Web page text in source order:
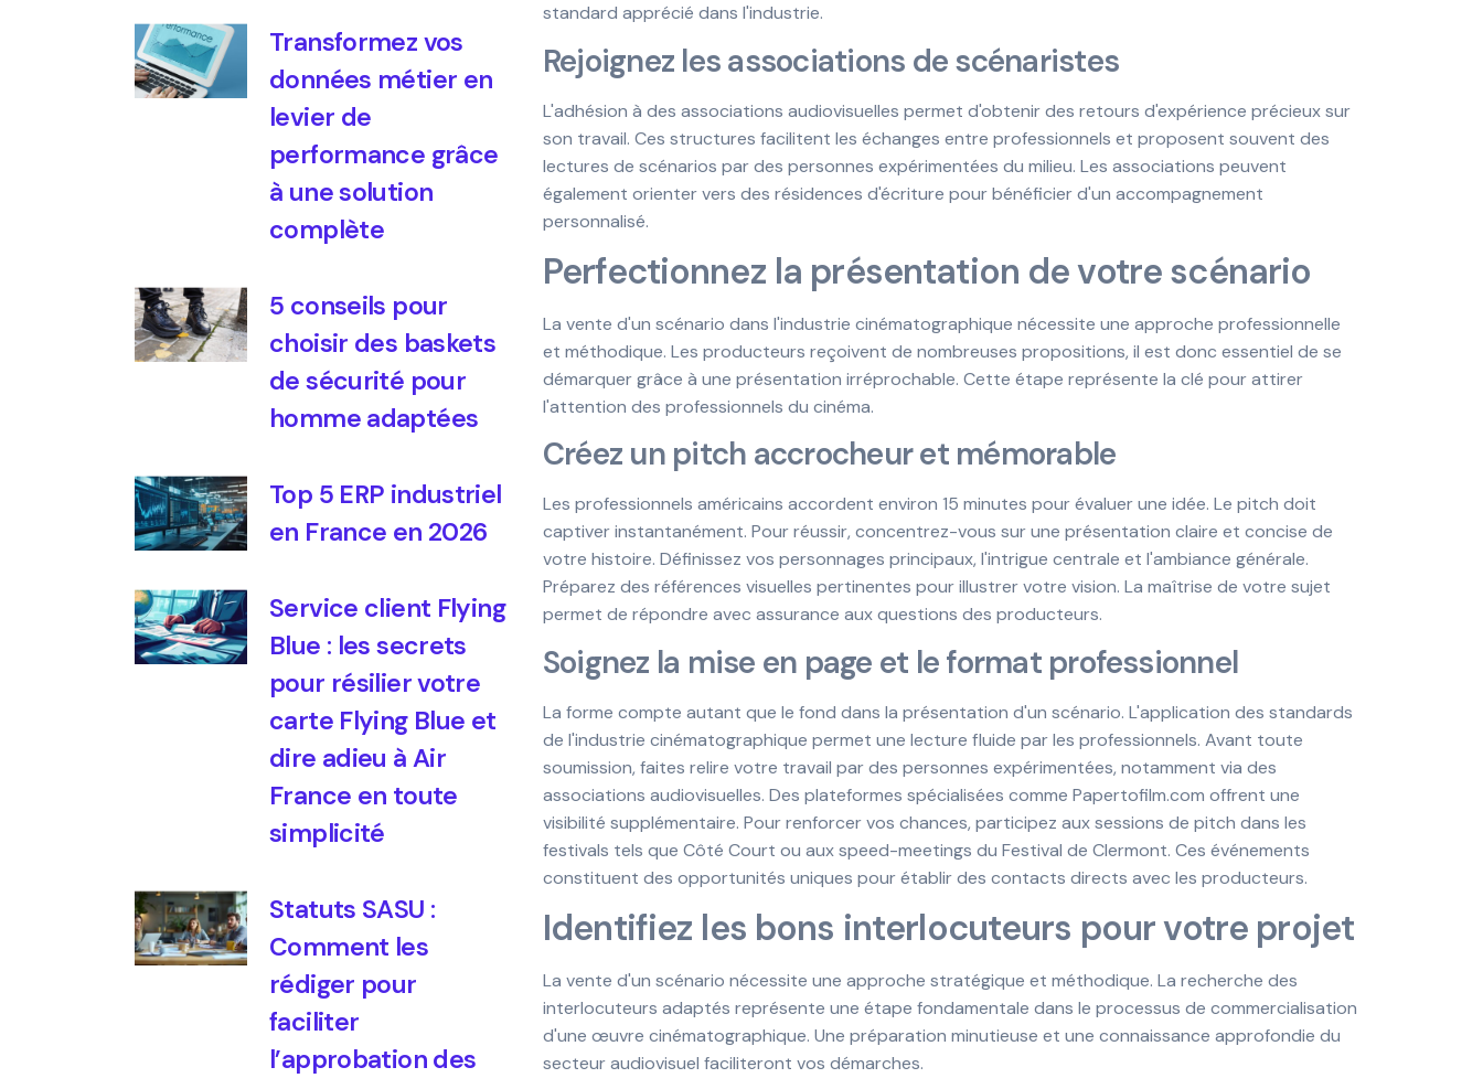
Transformez vos
données métier en
levier de
performance grâce
à une solution
complète
5 conseils pour
choisir des baskets
de sécurité pour
homme adaptées
Top 5 ERP industriel
en France en 2026
Service client Flying
Blue : les secrets
pour résilier votre
carte Flying Blue et
dire adieu à Air
France en toute
simplicité
Statuts SASU :
Comment les
rédiger pour
faciliter
l’approbation des
standard apprécié dans l'industrie.
Rejoignez les associations de scénaristes
L'adhésion à des associations audiovisuelles permet d'obtenir des retours d'expérience précieux sur
son travail. Ces structures facilitent les échanges entre professionnels et proposent souvent des
lectures de scénarios par des personnes expérimentées du milieu. Les associations peuvent
également orienter vers des résidences d'écriture pour bénéficier d'un accompagnement
personnalisé.
Perfectionnez la présentation de votre scénario
La vente d'un scénario dans l'industrie cinématographique nécessite une approche professionnelle
et méthodique. Les producteurs reçoivent de nombreuses propositions, il est donc essentiel de se
démarquer grâce à une présentation irréprochable. Cette étape représente la clé pour attirer
l'attention des professionnels du cinéma.
Créez un pitch accrocheur et mémorable
Les professionnels américains accordent environ 15 minutes pour évaluer une idée. Le pitch doit
captiver instantanément. Pour réussir, concentrez-vous sur une présentation claire et concise de
votre histoire. Définissez vos personnages principaux, l'intrigue centrale et l'ambiance générale.
Préparez des références visuelles pertinentes pour illustrer votre vision. La maîtrise de votre sujet
permet de répondre avec assurance aux questions des producteurs.
Soignez la mise en page et le format professionnel
La forme compte autant que le fond dans la présentation d'un scénario. L'application des standards
de l'industrie cinématographique permet une lecture fluide par les professionnels. Avant toute
soumission, faites relire votre travail par des personnes expérimentées, notamment via des
associations audiovisuelles. Des plateformes spécialisées comme Papertofilm.com offrent une
visibilité supplémentaire. Pour renforcer vos chances, participez aux sessions de pitch dans les
festivals tels que Côté Court ou aux speed-meetings du Festival de Clermont. Ces événements
constituent des opportunités uniques pour établir des contacts directs avec les producteurs.
Identifiez les bons interlocuteurs pour votre projet
La vente d'un scénario nécessite une approche stratégique et méthodique. La recherche des
interlocuteurs adaptés représente une étape fondamentale dans le processus de commercialisation
d'une œuvre cinématographique. Une préparation minutieuse et une connaissance approfondie du
secteur audiovisuel faciliteront vos démarches.